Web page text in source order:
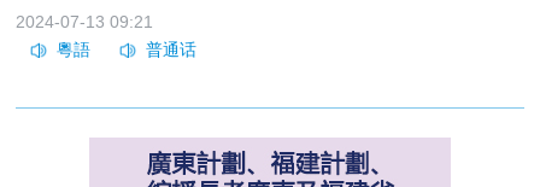
2024-07-13 09:21